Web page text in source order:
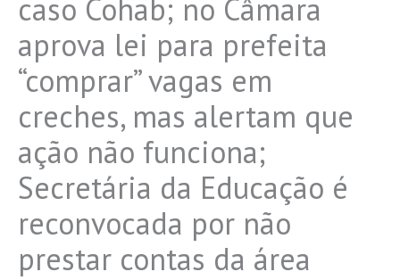
caso Cohab; no Câmara
aprova lei para prefeita
“comprar” vagas em
creches, mas alertam que
ação não funciona;
Secretária da Educação é
reconvocada por não
prestar contas da área